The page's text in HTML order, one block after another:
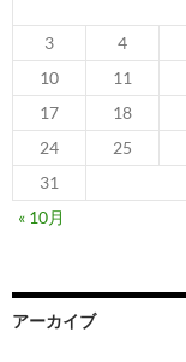
3
4
10
11
17
18
24
25
31
« 10月
アーカイブ